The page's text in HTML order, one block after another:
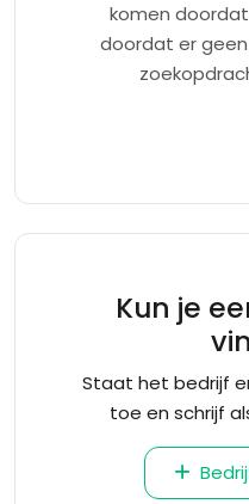
komen
doordat er
Kun je
Staat het bedrijf
toe en schrijf